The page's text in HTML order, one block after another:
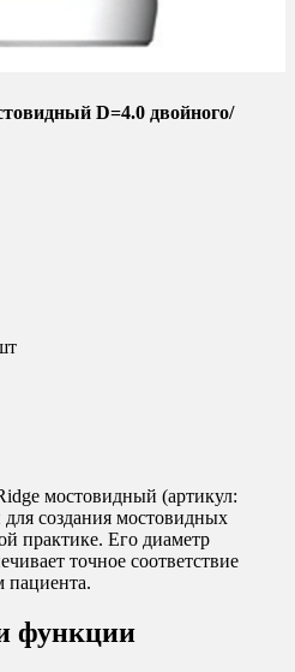
D=4.0 двойного/
мостовидный (артикул:
создания мостовидных
практике. Его диаметр
точное соответствие
пациента.
функции